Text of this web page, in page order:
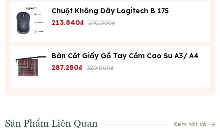
Chuột Không Dây Logitech B 175
213.840₫ 270.000₫
Bàn Cắt Giấy Gỗ Tay Cầm Cao Su A3/ A4
287.280₫ 320.000₫
Sản Phẩm Liên Quan Xem tất cả